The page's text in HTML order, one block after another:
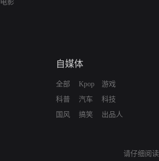
电影
自媒体
全部
科普
国风
Kpop
汽车
搞笑
游戏
科技
出品人
请仔细阅读